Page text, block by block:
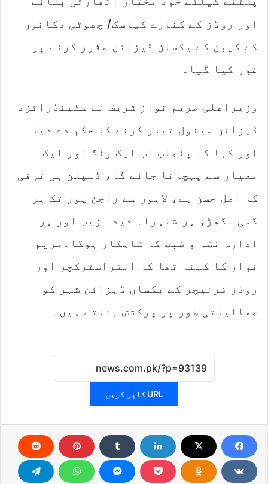
اور روڈز کے کنارے کیاسک/ چھوٹی دکانوں
کے کیبن کے یکسان ڈیزائن مقرر کرنے پر
غور کیا گیا۔
وزیراعلیٰ مریم نواز شریف نے سٹینڈرائزڈ
ڈیزائن مینول تیار کرنے کا حکم دے دیا
اور کہا کہ پنجاب اب ایک رنگ اور ایک
معیار سے پہچانا جائے گا، ڈسپلن ہی ترقی
کا اصل حسن ہے، لاہور سے راجن پور تک ہر
گلی سگھڑ، ہر شاہراہ دیدہ زیب اور ہر
ادارہ نظم و ضبط کا شاہکار ہوگا۔مریم
نواز کا کہنا تھا کہ انفراسٹرکچر اور
روڈز فرنیچر کے یکساں ڈیزائن شہر کو
جمالیاتی طور پر پرکشش بناتے ہیں۔
URL کاپی کریں